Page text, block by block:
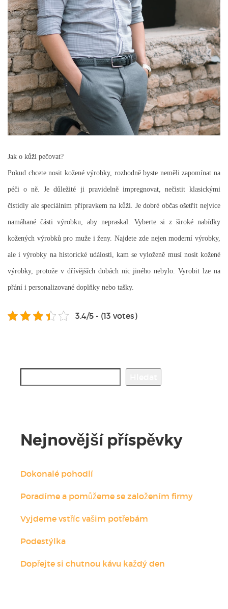
Jak o kůži pečovat?
Pokud chcete nosit kožené výrobky, rozhodně byste neměli zapomínat na
péči o ně. Je důležité ji pravidelně impregnovat, nečistit klasickými
čistidly ale speciálním přípravkem na kůži. Je dobré občas ošetřit nejvíce
namáhané části výrobku, aby nepraskal. Vyberte si z široké nabídky
kožených výrobků pro muže i ženy. Najdete zde nejen moderní výrobky,
ale i výrobky na historické události, kam se vyloženě musí nosit kožené
výrobky, protože v dřívějších dobách nic jiného nebylo. Vyrobit lze na
přání i personalizované doplňky nebo tašky.
3.4/5 - (13 votes)
Nejnovější příspěvky
Dokonalé pohodlí
Poradíme a pomůžeme se založením firmy
Vyjdeme vstříc vašim potřebám
Podestýlka
Dopřejte si chutnou kávu každý den